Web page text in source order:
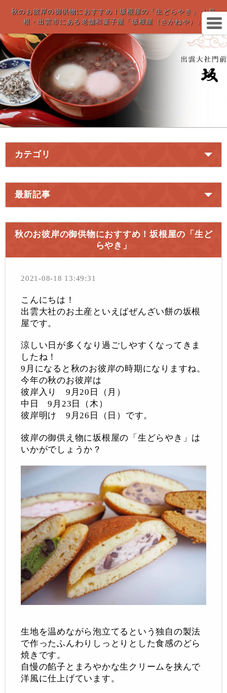
秋のお彼岸の御供物におすすめ！坂根屋の「生どらやき」 ｜島
根・出雲市にある老舗和菓子屋「坂根屋（さかねや）」
カテゴリ
最新記事
秋のお彼岸の御供物におすすめ！坂根屋の「生ど
らやき」
2021-08-18 13:49:31
こんにちは！
出雲大社のお土産といえばぜんざい餅の坂根
屋です。
涼しい日が多くなり過ごしやすくなってきま
したね！
9 月になると秋のお彼岸の時期になりますね。
今年の秋のお彼岸は
彼岸入り 9 月20 日（月）
中日9 月 23 日（木）
彼岸明け 9 月26 日（日）です。
彼岸の御供え物に坂根屋の「生どらやき」は
いかがでしょうか？
生地を温めながら泡立てるという独自の製法
で作ったふんわりしっとりとした食感のどら
焼きです。
自慢の餡子とまろやかな生クリームを挟んで
洋風に仕上げています。